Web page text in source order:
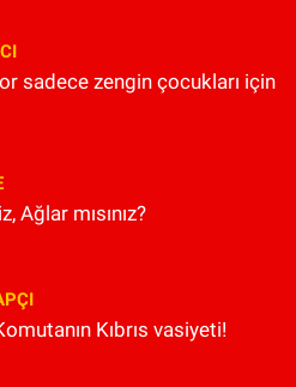
sadece zengin çocukları için
Ağlar mısınız?
Kıbrıs vasiyeti!